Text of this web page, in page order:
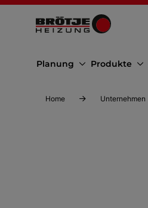
Planung Produkte
Home Unternehmen